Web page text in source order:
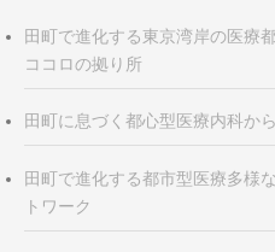
田町で進化する東京湾岸の医療
ココロの拠り所
田町に息づく都心型医療内科か
田町で進化する都市型医療多様
トワーク